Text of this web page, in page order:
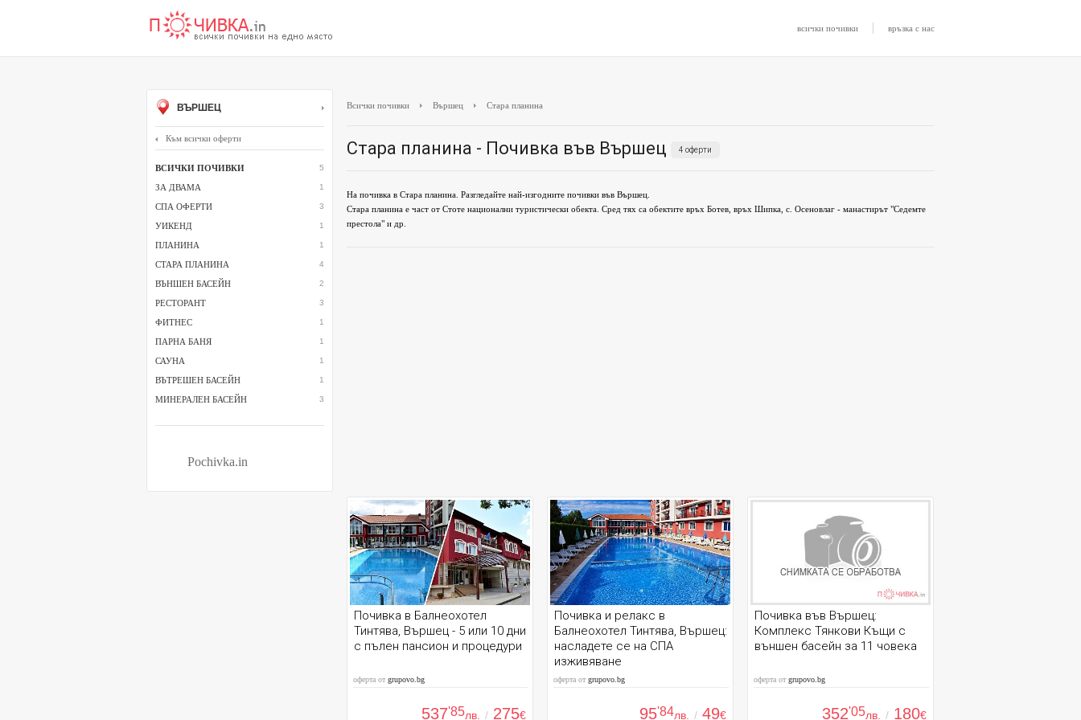
всички почивки | връзка с нас
ВЪРШЕЦ
Към всички оферти
ВСИЧКИ ПОЧИВКИ 5
ЗА ДВАМА 1
СПА ОФЕРТИ 3
УИКЕНД 1
ПЛАНИНА 1
СТАРА ПЛАНИНА 4
ВЪНШЕН БАСЕЙН 2
РЕСТОРАНТ 3
ФИТНЕС 1
ПАРНА БАНЯ 1
САУНА 1
ВЪТРЕШЕН БАСЕЙН 1
МИНЕРАЛЕН БАСЕЙН 3
Pochivka.in
Всички почивки Вършец Стара планина
Стара планина - Почивка във Вършец 4 оферти
На почивка в Стара планина. Разгледайте най-изгодните почивки във Вършец.
Стара планина е част от Стоте национални туристически обекта. Сред тях са обектите връх Ботев, връх Шипка, с. Осеновлаг - манастирът "Седемте
престола" и др.
Почивка в Балнеохотел
Тинтява, Вършец - 5 или 10 дни
с пълен пансион и процедури
оферта от grupovo.bg
537'85лв. / 275€
Почивка и релакс в
Балнеохотел Тинтява, Вършец:
насладете се на СПА
изживяване
оферта от grupovo.bg
95'84лв. / 49€
Почивка във Вършец:
Комплекс Тянкови Къщи с
външен басейн за 11 човека
оферта от grupovo.bg
352'05лв. / 180€